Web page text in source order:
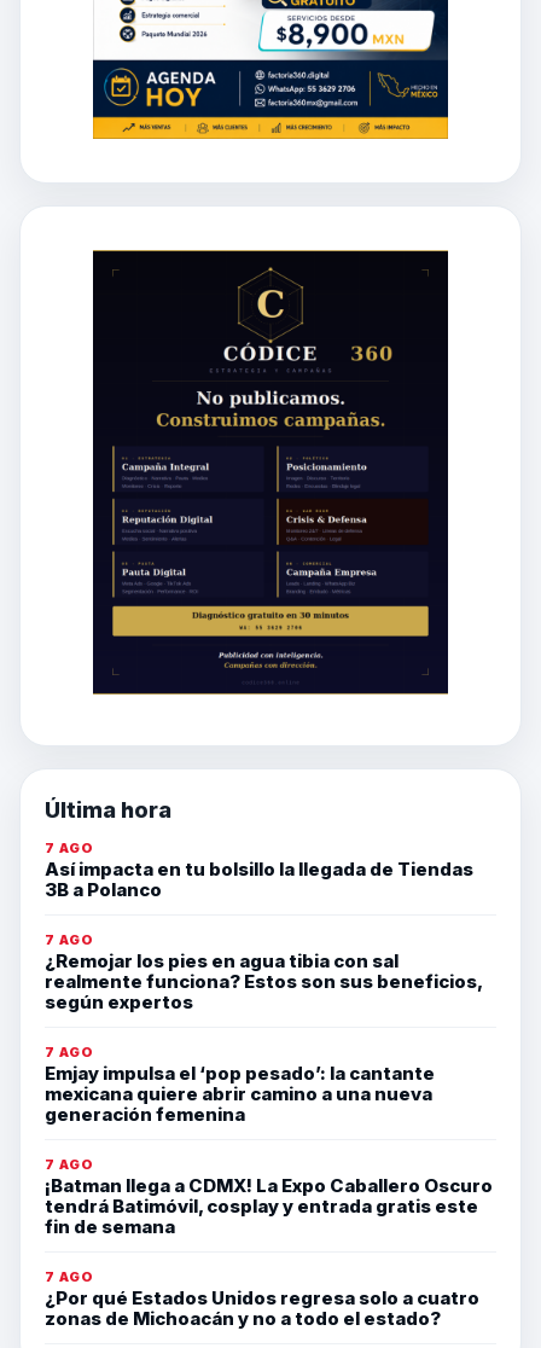
Última hora
7 AGO
Así impacta en tu bolsillo la llegada de Tiendas
3B a Polanco
7 AGO
¿Remojar los pies en agua tibia con sal
realmente funciona? Estos son sus beneficios,
según expertos
7 AGO
Emjay impulsa el ‘pop pesado’: la cantante
mexicana quiere abrir camino a una nueva
generación femenina
7 AGO
¡Batman llega a CDMX! La Expo Caballero Oscuro
tendrá Batimóvil, cosplay y entrada gratis este
fin de semana
7 AGO
¿Por qué Estados Unidos regresa solo a cuatro
zonas de Michoacán y no a todo el estado?